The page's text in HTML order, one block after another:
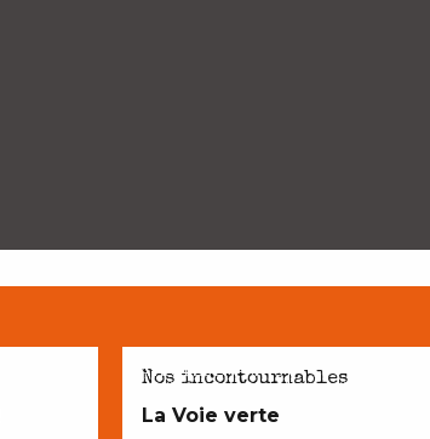
AVEC LES ENFANTS
Nos incontournables
La Voie verte